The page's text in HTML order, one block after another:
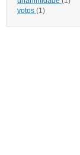
votos (1)